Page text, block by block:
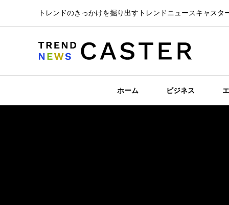
トレンドのきっかけを掘り出すトレンドニュースキャスタ
ホーム ビジネス